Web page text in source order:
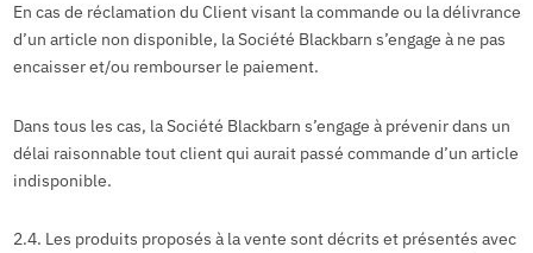
En cas de réclamation du Client visant la commande ou la délivrance
d’un article non disponible, la Société Blackbarn s’engage à ne pas
encaisser et/ou rembourser le paiement.
Dans tous les cas, la Société Blackbarn s’engage à prévenir dans un
délai raisonnable tout client qui aurait passé commande d’un article
indisponible.
2.4. Les produits proposés à la vente sont décrits et présentés avec